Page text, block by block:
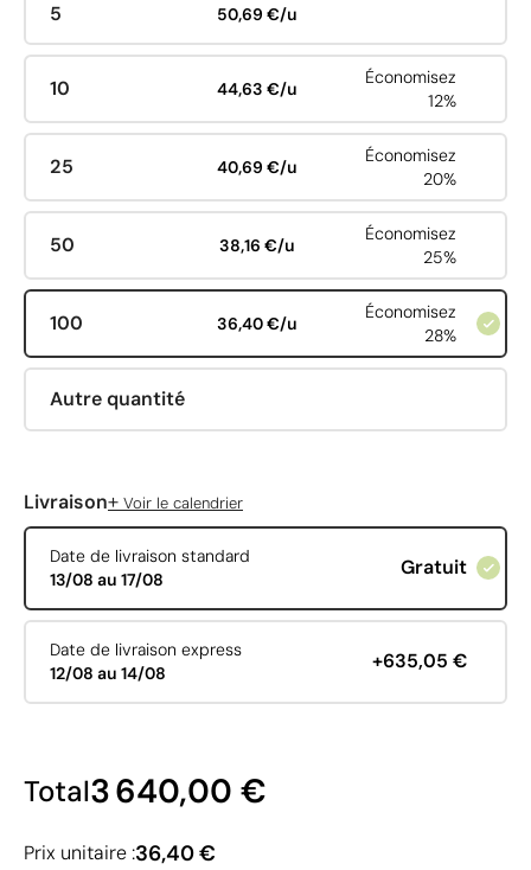
5 50,69 €/u
10 44,63 €/u
Économisez
12%
25 40,69 €/u
Économisez
20%
50 38,16 €/u
Économisez
25%
100 36,40 €/u
Économisez
28%
Autre quantité
Livraison+ Voir le calendrier
Date de livraison standard
13/08 au 17/08
Gratuit
Date de livraison express
12/08 au 14/08
+635,05 €
Total3 640,00 €
Prix unitaire :36,40 €